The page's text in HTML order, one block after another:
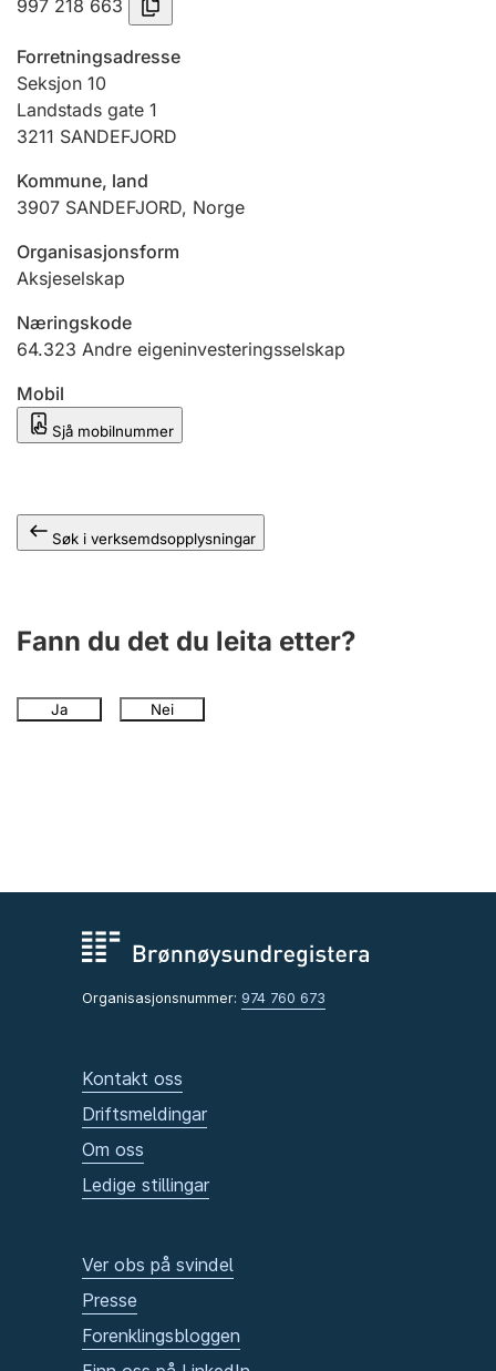
Tinglysing
Jeger
Betaling og jegeravgiftskort
Ektepaktrettleiaren
997 218 663
Forretningsadresse
Seksjon 10
Landstads gate 1
3211 SANDEFJORD
Kommune, land
3907 SANDEFJORD, Norge
Organisasjonsform
Aksjeselskap
Næringskode
64.323 Andre eigeninvesteringsselskap
Mobil
Sjå mobilnummer
Søk i verksemdsopplysningar
Fann du det du leita etter?
Ja Nei
Organisasjonsnummer: 974 760 673
Kontakt oss
Driftsmeldingar
Om oss
Ledige stillingar
Ver obs på svindel
Presse
Forenklingsbloggen